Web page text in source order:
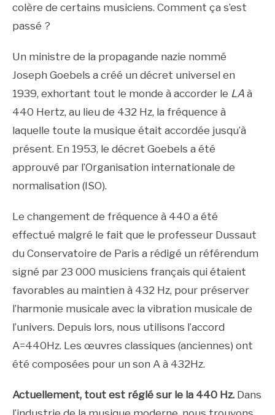
colère de certains musiciens. Comment ça s’est
passé ?
Un ministre de la propagande nazie nommé
Joseph Goebels a créé un décret universel en
1939, exhortant tout le monde à accorder le LA à
440 Hertz, au lieu de 432 Hz, la fréquence à
laquelle toute la musique était accordée jusqu’à
présent. En 1953, le décret Goebels a été
approuvé par l’Organisation internationale de
normalisation (ISO).
Le changement de fréquence à 440 a été
effectué malgré le fait que le professeur Dussaut
du Conservatoire de Paris a rédigé un référendum
signé par 23 000 musiciens français qui étaient
favorables au maintien à 432 Hz, pour préserver
l’harmonie musicale avec la vibration musicale de
l’univers. Depuis lors, nous utilisons l’accord
A=440Hz. Les œuvres classiques (anciennes) ont
été composées pour un son A à 432Hz.
Actuellement, tout est réglé sur le la 440 Hz. Dans